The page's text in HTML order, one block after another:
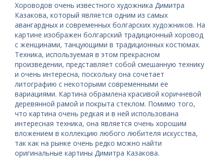
Хороводов очень известного художника Димитра
Казакова, который является одним из самых
авангардных и современных болгарских художников. На
картине изображен болгарский традиционный хоровод
с женщинами, танцующими в традиционных костюмах.
Техника, используемая в этом прекрасном
произведении, представляет собой смешанную технику
и очень интересна, поскольку она сочетает
литографию с некоторыми современными ее
вариациями. Картина обрамлена красивой коричневой
деревянной рамой и покрыта стеклом. Помимо того,
что картина очень редкая и в ней использована
интересная техника, она является очень хорошим
вложением в коллекцию любого любителя искусства,
так как на рынке очень редко можно найти
оригинальные картины Димитра Казакова.